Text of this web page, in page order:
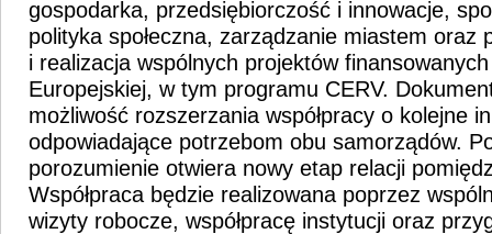
gospodarka, przedsiębiorczość i innowacje,
polityka społeczna, zarządzanie miastem oraz
i realizacja wspólnych projektów
Europejskiej, w tym programu CERV.
możliwość rozszerzania współpracy o kolejne
odpowiadające potrzebom obu samorządów.
porozumienie otwiera nowy etap relacji
Współpraca będzie realizowana poprzez
wizyty robocze, współpracę instytucji oraz